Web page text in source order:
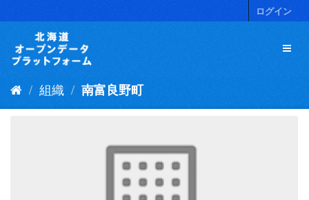
キ
ログイン
組織 南富良野町